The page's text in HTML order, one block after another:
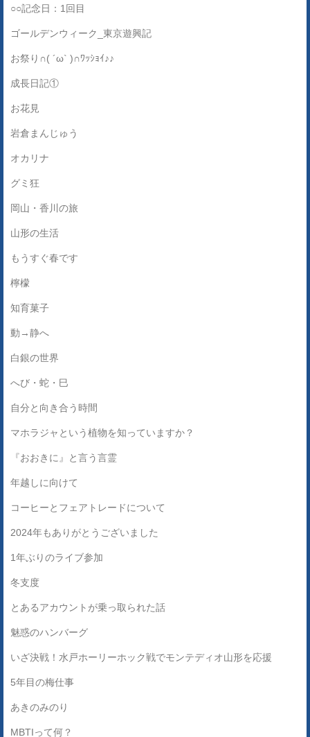
○○記念日：1回目
ゴールデンウィーク_東京遊興記
お祭り∩( ´ω` )∩ﾜｯｼｮｲ♪♪
成長日記①
お花見
岩倉まんじゅう
オカリナ
グミ狂
岡山・香川の旅
山形の生活
もうすぐ春です
檸檬
知育菓子
動→静へ
白銀の世界
へび・蛇・巳
自分と向き合う時間
マホラジャという植物を知っていますか？
『おおきに』と言う言霊
年越しに向けて
コーヒーとフェアトレードについて
2024年もありがとうございました
1年ぶりのライブ参加
冬支度
とあるアカウントが乗っ取られた話
魅惑のハンバーグ
いざ決戦！水戸ホーリーホック戦でモンテディオ山形を応援
5年目の梅仕事
あきのみのり
MBTIって何？